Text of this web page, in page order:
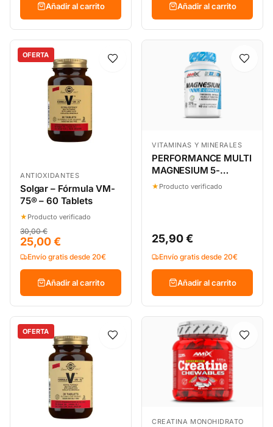
Añadir al carrito Añadir al carrito
OFERTA
ANTIOXIDANTES
Solgar – Fórmula VM-
75® – 60 Tablets
★ Producto verificado
30,00 €
25,00 €
Envío gratis desde 20€
Añadir al carrito
VITAMINAS Y MINERALES
PERFORMANCE MULTI
MAGNESIUM 5-
COMPLEX 90 CAPS
★ Producto verificado
25,90 €
Envío gratis desde 20€
Añadir al carrito
OFERTA
CREATINA MONOHIDRATO